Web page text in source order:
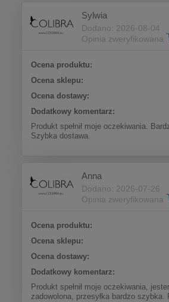
Sylwia
Dodano: 2026-08-04
Opinia zweryfikowana
Ocena produktu:
Ocena sklepu:
Ocena dostawy:
Dodatkowy komentarz:
Produkt spełnił moje oczekiwania.
Szybka dostawa.
Anna
Dodano: 2026-07-26
Opinia zweryfikowana
Ocena produktu:
Ocena sklepu:
Ocena dostawy:
Dodatkowy komentarz:
Produkt spełnił moje oczekiwania,
zadowolona, przesyłka bardzo szybka.